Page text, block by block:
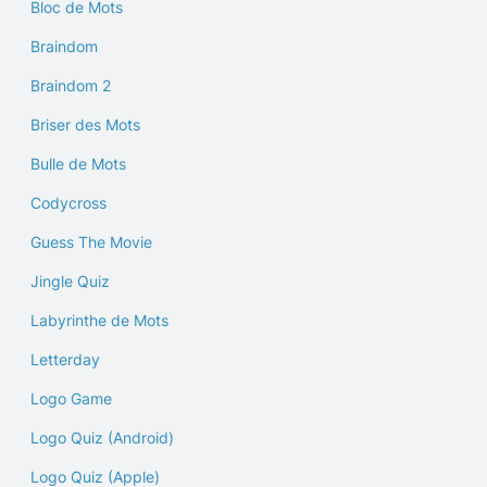
Bloc de Mots
Braindom
Braindom 2
Briser des Mots
Bulle de Mots
Codycross
Guess The Movie
Jingle Quiz
Labyrinthe de Mots
Letterday
Logo Game
Logo Quiz (Android)
Logo Quiz (Apple)